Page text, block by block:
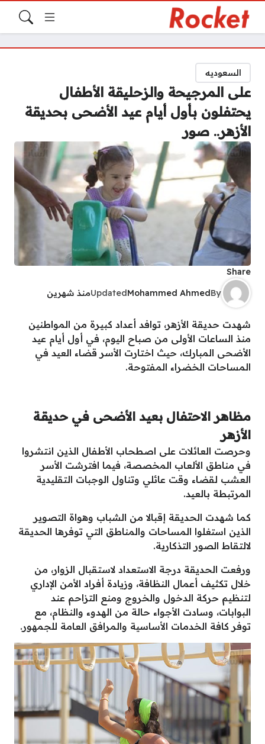
السعوديه
على المرجيحة والزحليقة الأطفال
يحتفلون بأول أيام عيد الأضحى بحديقة
الأزهر.. صور
Share
By
Mohammed Ahmed
Updatedمنذ شهرين
شهدت حديقة الأزهر، توافد أعداد كبيرة من المواطنين
منذ الساعات الأولى من صباح اليوم، في أول أيام عيد
الأضحى المبارك، حيث اختارت الأسر قضاء العيد في
المساحات الخضراء المفتوحة.
مظاهر الاحتفال بعيد الأضحى في حديقة
الأزهر
وحرصت العائلات على اصطحاب الأطفال الذين انتشروا
في مناطق الألعاب المخصصة، فيما افترشت الأسر
العشب لقضاء وقت عائلي وتناول الوجبات التقليدية
المرتبطة بالعيد.
كما شهدت الحديقة إقبالا من الشباب وهواة التصوير
الذين استغلوا المساحات والمناطق التي توفرها الحديقة
لالتقاط الصور التذكارية.
ورفعت الحديقة درجة الاستعداد لاستقبال الزوار، من
خلال تكثيف أعمال النظافة، وزيادة أفراد الأمن الإداري
لتنظيم حركة الدخول والخروج ومنع التزاحم عند
البوابات، وسادت الأجواء حالة من الهدوء والنظام، مع
توفر كافة الخدمات الأساسية والمرافق العامة للجمهور.